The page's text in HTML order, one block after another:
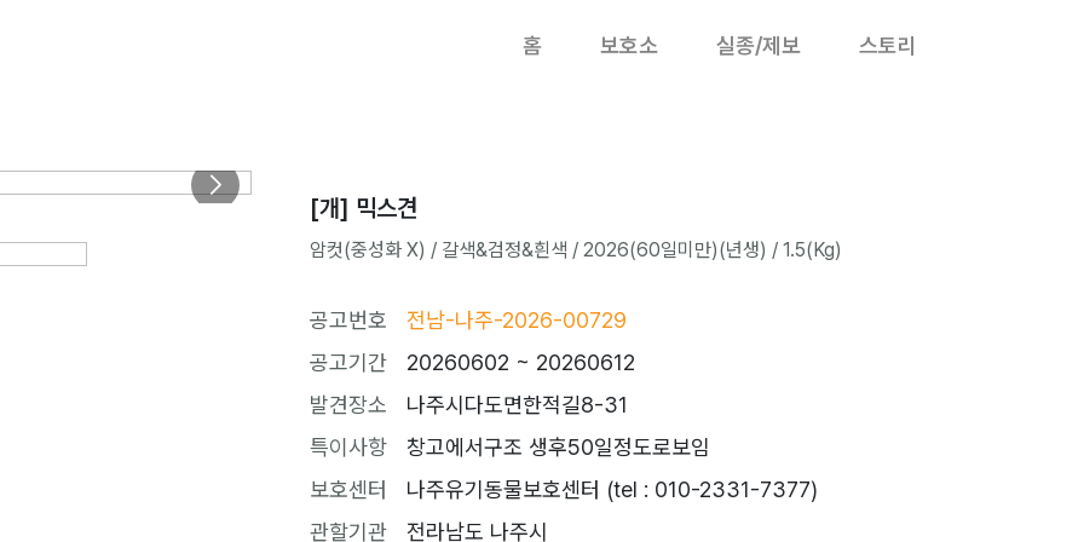
홈 보호소 실종/제보 스토리
[개] 믹스견
암컷(중성화 X) / 갈색&검정&흰색 / 2026(60일미만)(년생) / 1.5(Kg)
공고번호
전남-나주-2026-00729
공고기간
20260602 ~ 20260612
발견장소
나주시다도면한적길8-31
특이사항
창고에서구조 생후50일정도로보임
보호센터
나주유기동물보호센터 (tel : 010-2331-7377)
관할기관
전라남도 나주시